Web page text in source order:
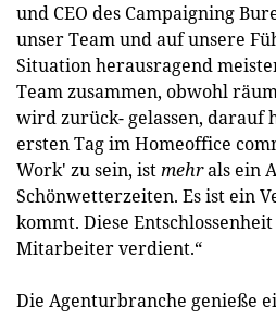
und CEO des Campaigning
unser Team und auf unsere
Situation herausragend
Team zusammen, obwohl
wird zurück- gelassen, darauf
ersten Tag im Homeoffice
Work' zu sein, istmehrals ein
Schönwetterzeiten. Es ist ein
kommt. Diese
Mitarbeiter verdient.“
Die Agenturbranche genieße